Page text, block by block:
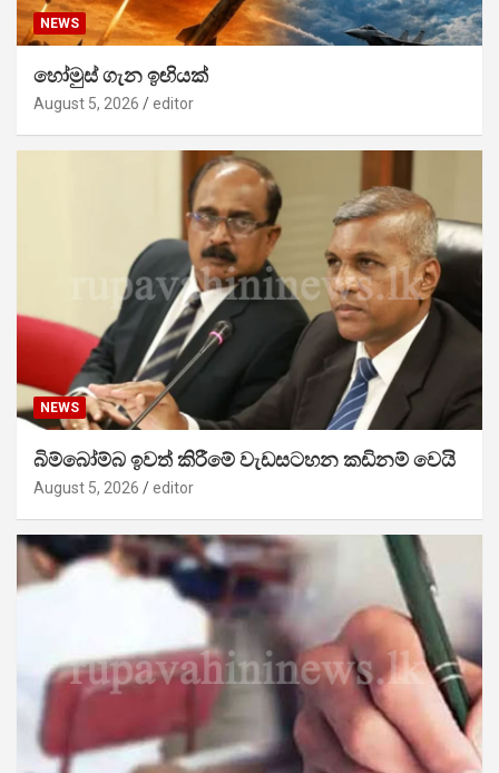
NEWS
හෝමුස් ගැන ඉඟියක්
August 5, 2026 editor
NEWS
බිම්බෝම්බ ඉවත් කිරීමේ වැඩසටහන කඩිනම් වෙයි
August 5, 2026 editor